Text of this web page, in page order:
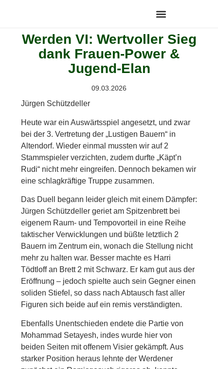
Werden VI: Wertvoller Sieg
dank Frauen-Power &
Jugend-Elan
09.03.2026
Jürgen Schützdeller
Heute war ein Auswärtsspiel angesetzt, und zwar
bei der 3. Vertretung der „Lustigen Bauern“ in
Altendorf. Wieder einmal mussten wir auf 2
Stammspieler verzichten, zudem durfte „Käpt’n
Rudi“ nicht mehr eingreifen. Dennoch bekamen wir
eine schlagkräftige Truppe zusammen.
Das Duell begann leider gleich mit einem Dämpfer:
Jürgen Schützdeller geriet am Spitzenbrett bei
eigenem Raum- und Tempovorteil in eine Reihe
taktischer Verwicklungen und büßte letztlich 2
Bauern im Zentrum ein, wonach die Stellung nicht
mehr zu halten war. Besser machte es Harri
Tödtloff an Brett 2 mit Schwarz. Er kam gut aus der
Eröffnung – jedoch spielte auch sein Gegner einen
soliden Stiefel, so dass nach Abtausch fast aller
Figuren sich beide auf ein remis verständigten.
Ebenfalls Unentschieden endete die Partie von
Mohammad Setayesh, indes wurde hier von
beiden Seiten mit offenem Visier gekämpft. Aus
starker Position heraus lehnte der Werdener